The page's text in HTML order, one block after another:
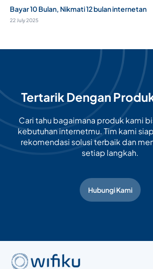
Bayar 10 Bulan, Nikmati 12 bulan internetan
22 July 2025
Tertarik Dengan
Cari tahu bagaimana produk kami
kebutuhan internetmu. Tim kami
rekomendasi solusi terbaik dan
setiap langkah.
Hubungi Kami